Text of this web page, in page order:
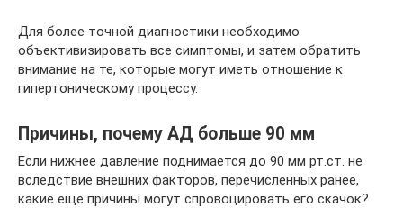
Для более точной диагностики необходимо
объективизировать все симптомы, и затем обратить
внимание на те, которые могут иметь отношение к
гипертоническому процессу.
Причины, почему АД больше 90 мм
Если нижнее давление поднимается до 90 мм рт.ст. не
вследствие внешних факторов, перечисленных ранее,
какие еще причины могут спровоцировать его скачок?